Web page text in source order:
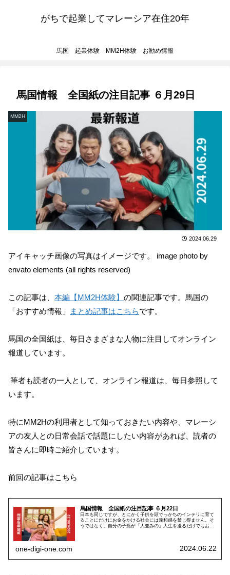
がちで起業してマレーシア在住20年
馬国 起業体験 MM2H体験 お勧め情報
馬国情報 全国紙の注目記事 ６月29日
MM2H
2024.06.29
アイキャッチ画像の写真はイメージです。 image photo by
envato elements (all rights reserved)
この記事は、 本編【MM2H体験】 の関連記事です。馬国の
「おすすめ情報」
まとめ記事はこちらです。
馬国の全国紙は、毎日さまざまな人物に注目してオンライン
報道しています。
筆者も読者の一人として、オンライン報道は、毎日参照して
います。
特にMM2Hの利用者として知っておきたい内容や、マレーシ
アの友人との日常会話で話題にしたい内容があれば、読者の
皆さんに即時ご紹介しています。
前回の記事はこちら
馬国情報 全国紙の注目記事 ６月22日
日本も同じですが、とにかく子供を頭でっかちのインテリに育て
ることにだけにお金をかける社会には違和感を禁じ得ません。そ
うではなく、自分の子孫が「人並みの」人生を送るだけでもお金
one-digi-one.com 2024.06.22